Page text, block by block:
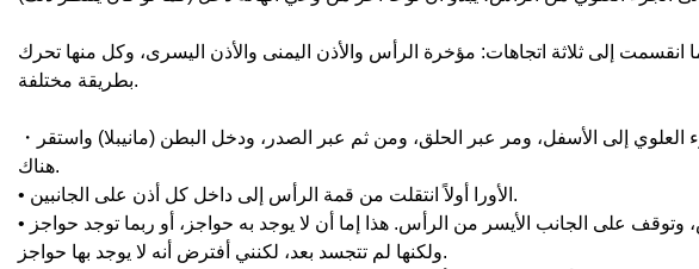
إلى ثلاثة اتجاهات: مؤخرة الرأس والأذن اليمنى والأذن اليسرى، وكل منها تحرك
بطريقة مختلفة.
・الجزء الخلفي من الرأس، تحرك قليلاً مثلما يتحرك في كهف، ثم نزل من الجزء العلوي إلى الأسفل، ومر عبر الحلق، ومن ثم عبر الصدر، ودخل البطن (مانيبلا) واستقر
هناك.
• الأورا أولاً انتقلت من قمة الرأس إلى داخل كل أذن على الجانبين.
• في الجهة اليسرى، لم يكن هناك أي عائق، واختلط حتى منطقة منتصف الرأس، وتوقف على الجانب الأيسر من الرأس. هذا إما أن لا يوجد به حواجز، أو ربما توجد حواجز
ولكنها لم تتجسد بعد، لكنني أفترض أنه لا يوجد بها حواجز.